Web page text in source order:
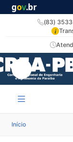
gov.br
(83)
i
Início